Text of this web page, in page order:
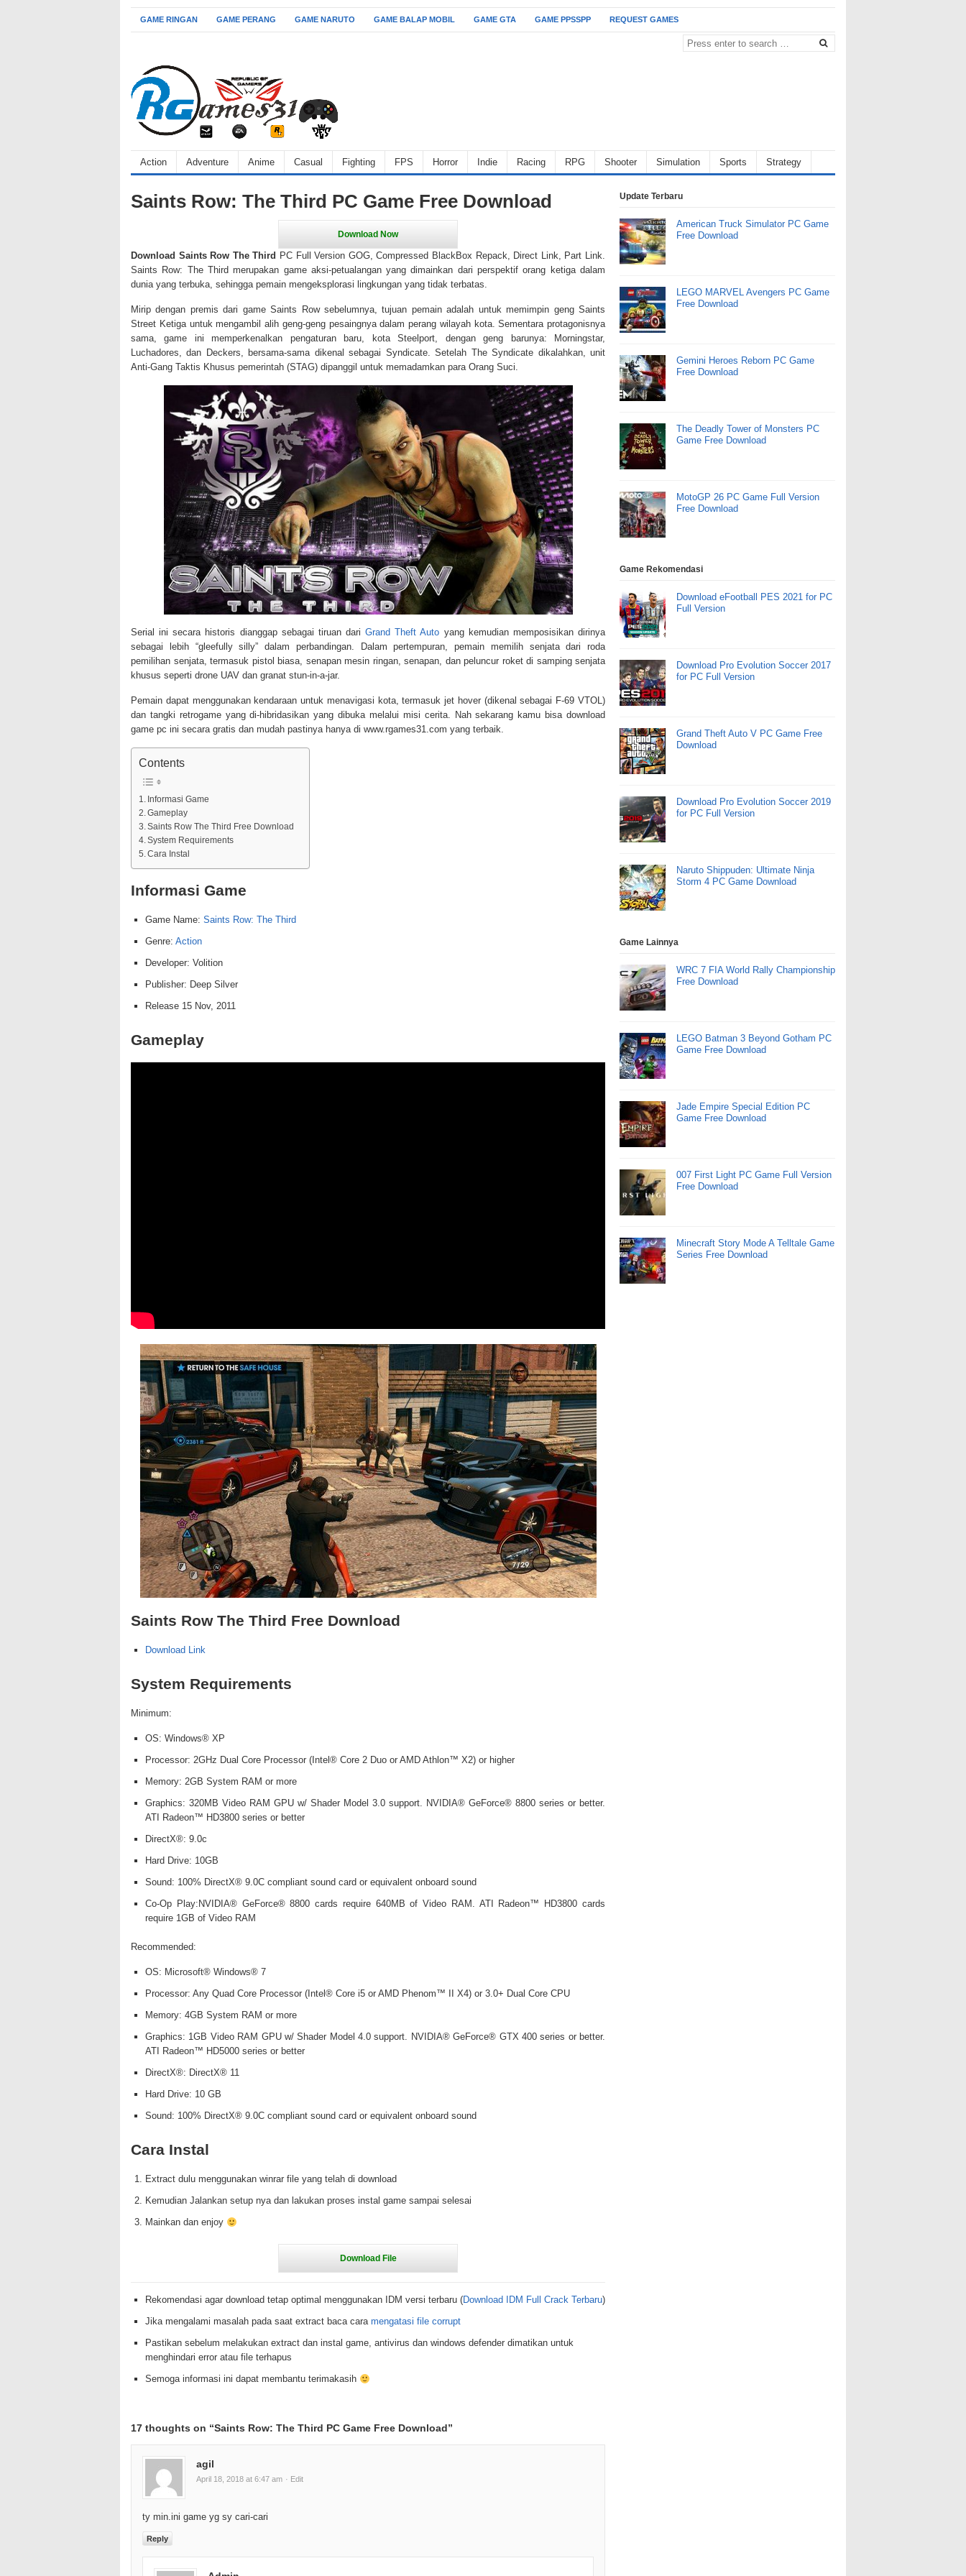
GAME RINGAN GAME PERANG GAME NARUTO GAME BALAP MOBIL GAME GTA GAME PPSSPP REQUEST GAMES
Action Adventure Anime Casual Fighting FPS Horror Indie Racing RPG Shooter Simulation Sports Strategy
Saints Row: The Third PC Game Free Download
Download Saints Row The Third PC Full Version GOG, Compressed BlackBox Repack, Direct Link, Part Link.
Saints Row: The Third merupakan game aksi-petualangan yang dimainkan dari perspektif orang ketiga dalam
dunia yang terbuka, sehingga pemain mengeksplorasi lingkungan yang tidak terbatas.
Mirip dengan premis dari game Saints Row sebelumnya, tujuan pemain adalah untuk memimpin geng Saints
Street Ketiga untuk mengambil alih geng-geng pesaingnya dalam perang wilayah kota. Sementara protagonisnya
sama, game ini memperkenalkan pengaturan baru, kota Steelport, dengan geng barunya: Morningstar,
Luchadores, dan Deckers, bersama-sama dikenal sebagai Syndicate. Setelah The Syndicate dikalahkan, unit
Anti-Gang Taktis Khusus pemerintah (STAG) dipanggil untuk memadamkan para Orang Suci.
Serial ini secara historis dianggap sebagai tiruan dariGrand Theft Auto yang kemudian memposisikan dirinya
sebagai lebih “gleefully silly” dalam perbandingan. Dalam pertempuran, pemain memilih senjata dari roda
pemilihan senjata, termasuk pistol biasa, senapan mesin ringan, senapan, dan peluncur roket di samping senjata
khusus seperti drone UAV dan granat stun-in-a-jar.
Pemain dapat menggunakan kendaraan untuk menavigasi kota, termasuk jet hover (dikenal sebagai F-69 VTOL)
dan tangki retrogame yang di-hibridasikan yang dibuka melalui misi cerita. Nah sekarang kamu bisa download
game pc ini secara gratis dan mudah pastinya hanya di www.rgames31.com yang terbaik.
Contents
Informasi Game
Gameplay
Saints Row The Third Free Download
System Requirements
Cara Instal
Informasi Game
Game Name: Saints Row: The Third
Genre: Action
Developer: Volition
Publisher: Deep Silver
Release 15 Nov, 2011
Gameplay
Saints Row The Third Free Download
Download Link
System Requirements
Minimum:
OS: Windows® XP
Processor: 2GHz Dual Core Processor (Intel® Core 2 Duo or AMD Athlon™ X2) or higher
Memory: 2GB System RAM or more
Graphics: 320MB Video RAM GPU w/ Shader Model 3.0 support. NVIDIA® GeForce® 8800 series or better.
ATI Radeon™ HD3800 series or better
DirectX®: 9.0c
Hard Drive: 10GB
Sound: 100% DirectX® 9.0C compliant sound card or equivalent onboard sound
Co-Op Play:NVIDIA® GeForce® 8800 cards require 640MB of Video RAM. ATI Radeon™ HD3800 cards
require 1GB of Video RAM
Recommended:
OS: Microsoft® Windows® 7
Processor: Any Quad Core Processor (Intel® Core i5 or AMD Phenom™ II X4) or 3.0+ Dual Core CPU
Memory: 4GB System RAM or more
Graphics: 1GB Video RAM GPU w/ Shader Model 4.0 support. NVIDIA® GeForce® GTX 400 series or better.
ATI Radeon™ HD5000 series or better
DirectX®: DirectX® 11
Hard Drive: 10 GB
Sound: 100% DirectX® 9.0C compliant sound card or equivalent onboard sound
Cara Instal
Extract dulu menggunakan winrar file yang telah di download
Kemudian Jalankan setup nya dan lakukan proses instal game sampai selesai
Mainkan dan enjoy
Rekomendasi agar download tetap optimal menggunakan IDM versi terbaru (Download IDM Full Crack Terbaru)
Jika mengalami masalah pada saat extract baca cara mengatasi file corrupt
Pastikan sebelum melakukan extract dan instal game, antivirus dan windows defender dimatikan untuk
menghindari error atau file terhapus
Semoga informasi ini dapat membantu terimakasih
17 thoughts on “Saints Row: The Third PC Game Free Download”
agil
April 18, 2018 at 6:47 am · Edit
ty min.ini game yg sy cari-cari
Reply
Update Terbaru
American Truck Simulator PC Game
Free Download
LEGO MARVEL Avengers PC Game
Free Download
Gemini Heroes Reborn PC Game
Free Download
The Deadly Tower of Monsters PC
Game Free Download
MotoGP 26 PC Game Full Version
Free Download
Game Rekomendasi
Download eFootball PES 2021 for PC
Full Version
Download Pro Evolution Soccer 2017
for PC Full Version
Grand Theft Auto V PC Game Free
Download
Download Pro Evolution Soccer 2019
for PC Full Version
Naruto Shippuden: Ultimate Ninja
Storm 4 PC Game Download
Game Lainnya
WRC 7 FIA World Rally Championship
Free Download
LEGO Batman 3 Beyond Gotham PC
Game Free Download
Jade Empire Special Edition PC
Game Free Download
007 First Light PC Game Full Version
Free Download
Minecraft Story Mode A Telltale Game
Series Free Download